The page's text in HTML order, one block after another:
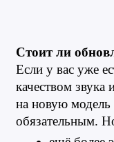
Стоит ли
Если у вас уже
качеством
на новую
обязательным.